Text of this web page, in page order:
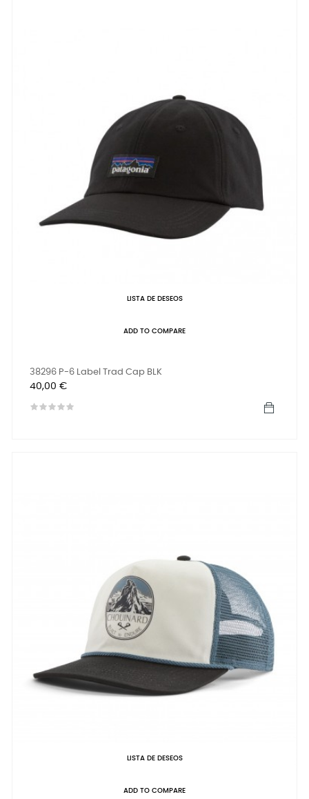
LISTA DE DESEOS
ADD TO COMPARE
38296 P-6 Label Trad Cap BLK
Precio
40,00 €
LISTA DE DESEOS
ADD TO COMPARE